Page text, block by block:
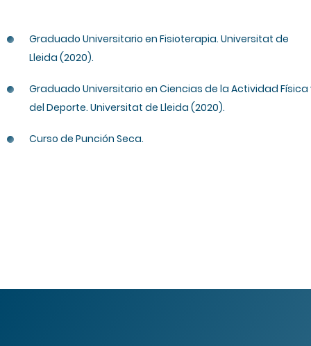
Graduado Universitario en Fisioterapia. Universitat de
Lleida (2020).
Graduado Universitario en Ciencias de la Actividad Física
del Deporte. Universitat de Lleida (2020).
Curso de Punción Seca.